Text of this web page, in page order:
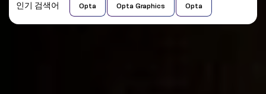
인기 검색어 Opta Opta Graphics Opta